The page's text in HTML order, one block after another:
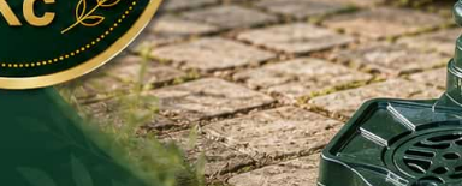
s bambusovým víkem 13 × 11 × 11
cm
Cena: 279 Kč
Skladem
Doručíme do: 10.8.